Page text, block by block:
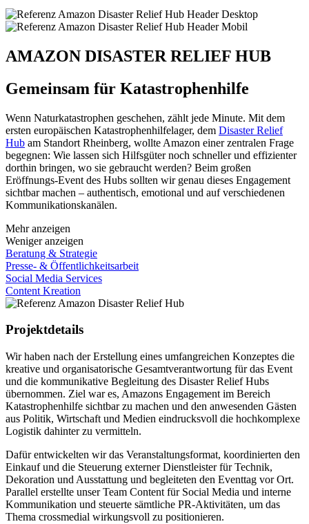
AMAZON DISASTER RELIEF HUB
Gemeinsam für Katastrophenhilfe
Wenn Naturkatastrophen geschehen, zählt jede Minute. Mit dem
ersten europäischen Katastrophenhilfelager, dem Disaster Relief
Hub am Standort Rheinberg, wollte Amazon einer zentralen Frage
begegnen: Wie lassen sich Hilfsgüter noch schneller und effizienter
dorthin bringen, wo sie gebraucht werden? Beim großen
Eröffnungs-Event des Hubs sollten wir genau dieses Engagement
sichtbar machen – authentisch, emotional und auf verschiedenen
Kommunikationskanälen.
Mehr anzeigen
Weniger anzeigen
Beratung & Strategie
Presse- & Öffentlichkeitsarbeit
Social Media Services
Content Kreation
Projektdetails
Wir haben nach der Erstellung eines umfangreichen Konzeptes die
kreative und organisatorische Gesamtverantwortung für das Event
und die kommunikative Begleitung des Disaster Relief Hubs
übernommen. Ziel war es, Amazons Engagement im Bereich
Katastrophenhilfe sichtbar zu machen und den anwesenden Gästen
aus Politik, Wirtschaft und Medien eindrucksvoll die hochkomplexe
Logistik dahinter zu vermitteln.
Dafür entwickelten wir das Veranstaltungsformat, koordinierten den
Einkauf und die Steuerung externer Dienstleister für Technik,
Dekoration und Ausstattung und begleiteten den Eventtag vor Ort.
Parallel erstellte unser Team Content für Social Media und interne
Kommunikation und steuerte sämtliche PR-Aktivitäten, um das
Thema crossmedial wirkungsvoll zu positionieren.